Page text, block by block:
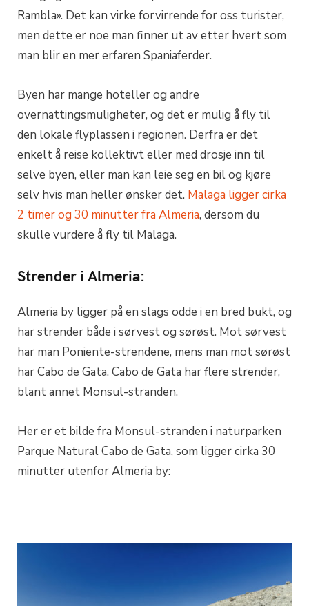
Rambla». Det kan virke forvirrende for oss turister,
men dette er noe man finner ut av etter hvert som
man blir en mer erfaren Spaniaferder.
Byen har mange hoteller og andre
overnattingsmuligheter, og det er mulig å fly til
den lokale flyplassen i regionen. Derfra er det
enkelt å reise kollektivt eller med drosje inn til
selve byen, eller man kan leie seg en bil og kjøre
selv hvis man heller ønsker det. Malaga ligger cirka
2 timer og 30 minutter fra Almeria, dersom du
skulle vurdere å fly til Malaga.
Strender i Almeria:
Almeria by ligger på en slags odde i en bred bukt, og
har strender både i sørvest og sørøst. Mot sørvest
har man Poniente-strendene, mens man mot sørøst
har Cabo de Gata. Cabo de Gata har flere strender,
blant annet Monsul-stranden.
Her er et bilde fra Monsul-stranden i naturparken
Parque Natural Cabo de Gata, som ligger cirka 30
minutter utenfor Almeria by: